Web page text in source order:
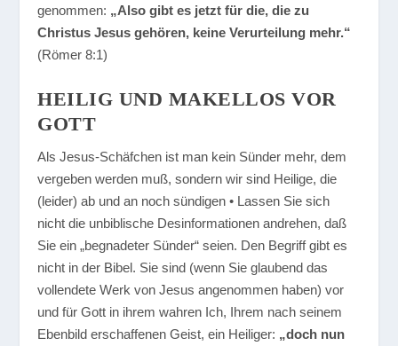
genommen: „Also gibt es jetzt für die, die zu
Christus Jesus gehören, keine Verurteilung mehr.“
(Römer 8:1)
HEILIG UND MAKELLOS VOR
GOTT
Als Jesus-Schäfchen ist man kein Sünder mehr, dem
vergeben werden muß, sondern wir sind Heilige, die
(leider) ab und an noch sündigen • Lassen Sie sich
nicht die unbiblische Desinformationen andrehen, daß
Sie ein „begnadeter Sünder“ seien. Den Begriff gibt es
nicht in der Bibel. Sie sind (wenn Sie glaubend das
vollendete Werk von Jesus angenommen haben) vor
und für Gott in ihrem wahren Ich, Ihrem nach seinem
Ebenbild erschaffenen Geist, ein Heiliger: „doch nun